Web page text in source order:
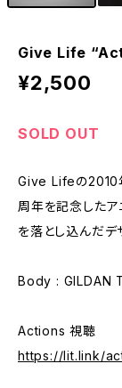
Give Life
¥2,500
SOLD OUT
Give Lifeの2010
周年を記念した
を落とし込んだデ
Body : GILDAN
Actions 視聴
https://lit.link/